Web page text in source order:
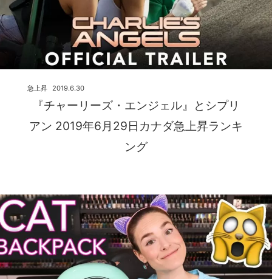
『チャーリーズ・エンジェル』とシプリ
アン 2019年6月29日カナダ急上昇ランキ
ング
2019.6.30
急上昇